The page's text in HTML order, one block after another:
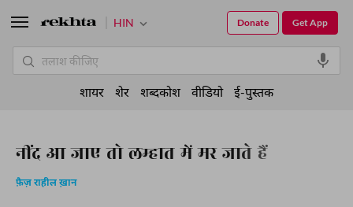
नींद आ जाए तो लम्हात में मर जाते हैं
फ़ैज़ राहील ख़ान
HIN Get App
Donate
शायर शेर शब्दकोश वीडियो ई-पुस्तक